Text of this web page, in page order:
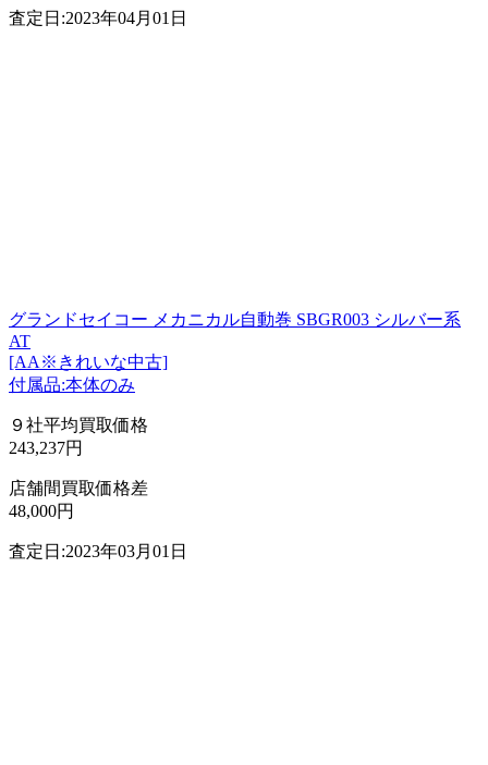
査定日:2023年04月01日
グランドセイコー メカニカル自動巻 SBGR003 シルバー系
AT
[AA※きれいな中古]
付属品:本体のみ
９社平均買取価格
243,237円
店舗間買取価格差
48,000円
査定日:2023年03月01日